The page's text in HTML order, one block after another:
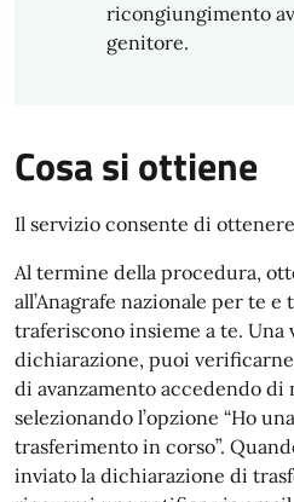
ricongiungimento
genitore.
Cosa si ottiene
Il servizio consente di
Al termine della procedura,
all’Anagrafe nazionale per te
traferiscono insieme a te. Una
dichiarazione, puoi
di avanzamento accedendo di
selezionando l’opzione “Ho
trasferimento in corso”.
inviato la dichiarazione di